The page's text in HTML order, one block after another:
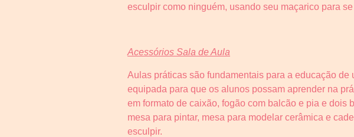
esculpir como ninguém, usando seu maçarico para
Acessórios Sala de Aula
Aulas práticas são fundamentais para a educação
equipada para que os alunos possam aprender na
em formato de caixão, fogão com balcão e pia e dois
mesa para pintar, mesa para modelar cerâmica e
esculpir.